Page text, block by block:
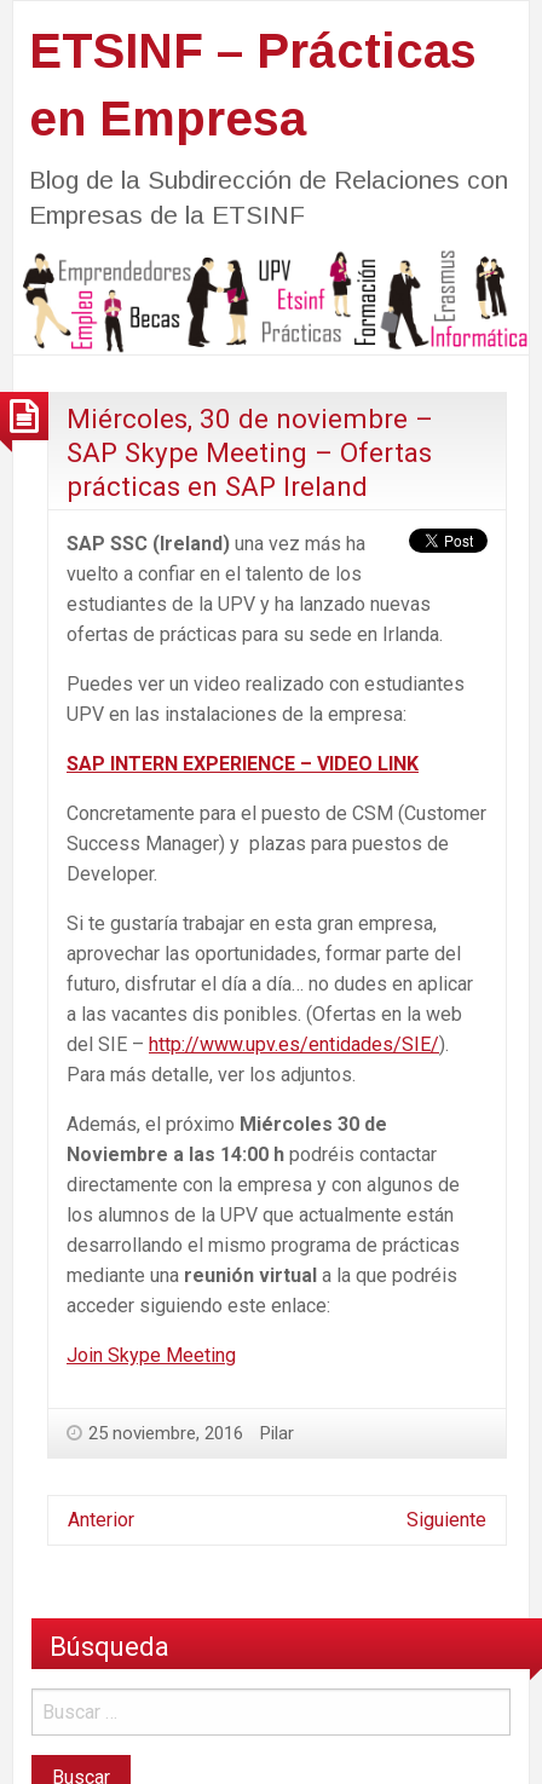
ETSINF – Prácticas
en Empresa
Blog de la Subdirección de Relaciones con
Empresas de la ETSINF
Miércoles, 30 de noviembre –
SAP Skype Meeting – Ofertas
prácticas en SAP Ireland
SAP SSC (Ireland) una vez más ha
vuelto a confiar en el talento de los
estudiantes de la UPV y ha lanzado nuevas
ofertas de prácticas para su sede en Irlanda.
Puedes ver un video realizado con estudiantes
UPV en las instalaciones de la empresa:
SAP INTERN EXPERIENCE – VIDEO LINK
Concretamente para el puesto de CSM (Customer
Success Manager) y plazas para puestos de
Developer.
Si te gustaría trabajar en esta gran empresa,
aprovechar las oportunidades, formar parte del
futuro, disfrutar el día a día… no dudes en aplicar
a las vacantes dis ponibles. (Ofertas en la web
del SIE – http://www.upv.es/entidades/SIE/).
Para más detalle, ver los adjuntos.
Además, el próximo Miércoles 30 de
Noviembre a las 14:00 h podréis contactar
directamente con la empresa y con algunos de
los alumnos de la UPV que actualmente están
desarrollando el mismo programa de prácticas
mediante una reunión virtual a la que podréis
acceder siguiendo este enlace:
Join Skype Meeting
25 noviembre, 2016 Pilar
Anterior Siguiente
Búsqueda